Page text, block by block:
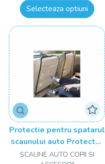
Selecteaza optiuni
Protectie pentru spatarul
scaunului auto Protector
BabyJem
SCAUNE AUTO COPII SI